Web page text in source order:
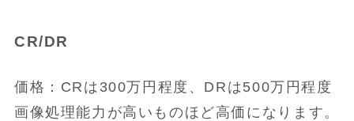
CR/DR
価格：CRは300万円程度、DRは500万円程度
画像処理能力が高いものほど高価になります。